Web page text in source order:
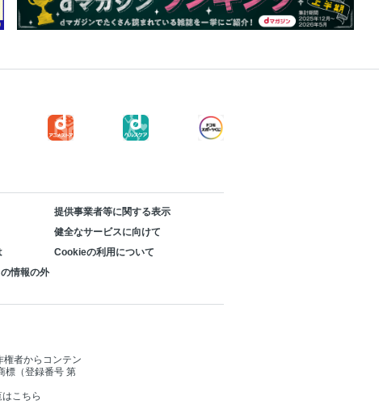
提供事業者等に関する表示
健全なサービスに向けて
Cookieの利用について
情報の外
権者からコンテン
標（登録番号 第
こちら